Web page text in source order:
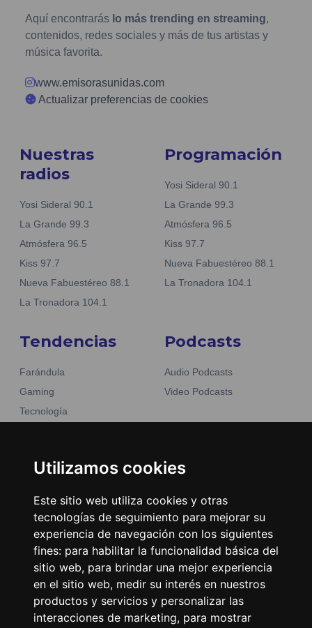
Utilizamos cookies
Este sitio web utiliza cookies y otras
tecnologías de seguimiento para mejorar su
experiencia de navegación con los siguientes
fines: para habilitar la funcionalidad básica del
sitio web, para brindar una mejor experiencia
en el sitio web, medir su interés en nuestros
productos y servicios y personalizar las
interacciones de marketing, para mostrar
Aquí encontrarás lo más trending en streaming,
contenidos, redes sociales y más de tus artistas y
música favorita.
www.emisorasunidas.com
Actualizar preferencias de cookies
Nuestras
radios
Yosi Sideral 90.1
La Grande 99.3
Atmósfera 96.5
Kiss 97.7
Nueva Fabuestéreo 88.1
La Tronadora 104.1
Programación
Yosi Sideral 90.1
La Grande 99.3
Atmósfera 96.5
Kiss 97.7
Nueva Fabuestéreo 88.1
La Tronadora 104.1
Tendencias
Farándula
Gaming
Tecnología
Noticias
Podcasts
Audio Podcasts
Video Podcasts
Emisoras Unidas
Encuéntranos
Contacto
Términos y condiciones
Directorio